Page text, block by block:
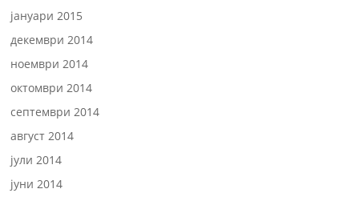
јануари 2015
декември 2014
ноември 2014
октомври 2014
септември 2014
август 2014
јули 2014
јуни 2014